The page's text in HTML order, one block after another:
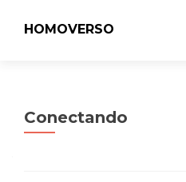
HOMOVERSO
Conectando